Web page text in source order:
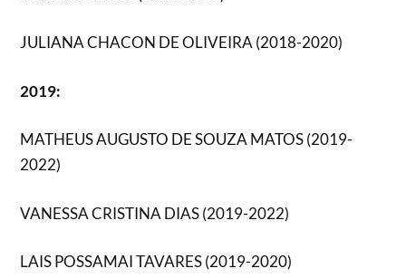
JULIANA CHACON DE OLIVEIRA (2018-2020)
2019:
MATHEUS AUGUSTO DE SOUZA MATOS (2019-
2022)
VANESSA CRISTINA DIAS (2019-2022)
LAIS POSSAMAI TAVARES (2019-2020)